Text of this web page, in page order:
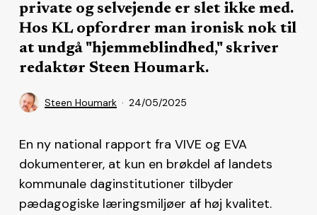
private og selvejende er slet ikke med.
Hos KL opfordrer man ironisk nok til
at undgå "hjemmeblindhed," skriver
redaktør Steen Houmark.
Steen Houmark 24/05/2025
En ny national rapport fra VIVE og EVA
dokumenterer, at kun en brøkdel af landets
kommunale daginstitutioner tilbyder
pædagogiske læringsmiljøer af høj kvalitet.